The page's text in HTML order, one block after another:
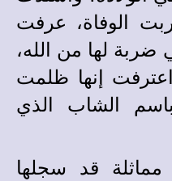
الوفاة، عرفت
ضربة لها من الله،
إنها ظلمت
الشاب الذي
قد سجلها